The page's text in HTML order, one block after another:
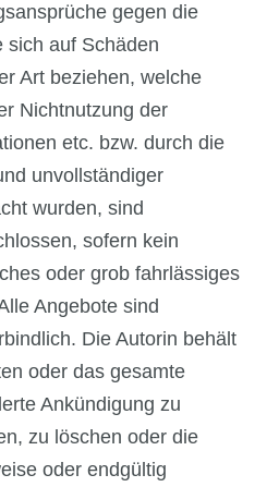
gegen die
sich auf Schäden
Art beziehen, welche
Nichtnutzung der
etc. bzw. durch die
unvollständiger
wurden, sind
sofern kein
oder grob fahrlässiges
Angebote sind
Die Autorin behält
oder das gesamte
Ankündigung zu
zu löschen oder die
oder endgültig